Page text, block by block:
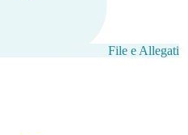
File e Allegati